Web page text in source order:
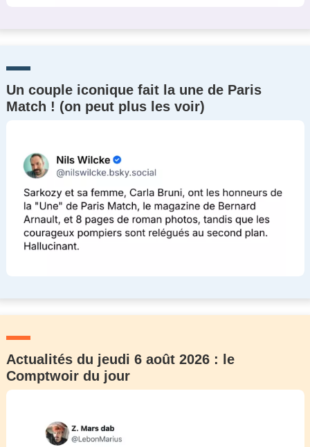
Un couple iconique fait la une de Paris
Match ! (on peut plus les voir)
Actualités du jeudi 6 août 2026 : le
Comptwoir du jour